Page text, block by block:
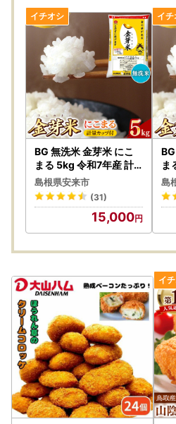
BG 無洗米 金芽米 にこ
まる 5kg 令和7年産 計
量カップ付き 【価格改
定XD】【15-SS-11】
島根県安来市
(31)
15,000
ま
量
定
島